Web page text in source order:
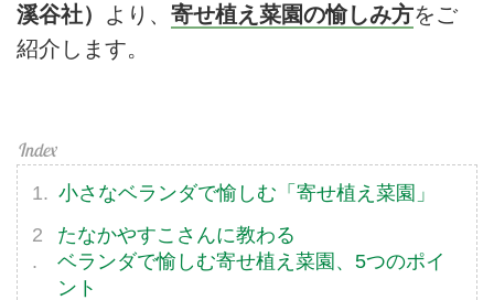
溪谷社）
より、 寄せ植え菜園の愉しみ方をご
紹介します。
小さなベランダで愉しむ「寄せ植え菜園」
たなかやすこさんに教わる
ベランダで愉しむ寄せ植え菜園、5つのポイ
ント